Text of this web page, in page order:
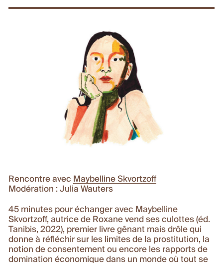
Rencontre avec Maybelline Skvortzoff
Modération : Julia Wauters
45 minutes pour échanger avec Maybelline
Skvortzoff, autrice de Roxane vend ses culottes (éd.
Tanibis, 2022), premier livre gênant mais drôle qui
donne à réfléchir sur les limites de la prostitution, la
notion de consentement ou encore les rapports de
domination économique dans un monde où tout se